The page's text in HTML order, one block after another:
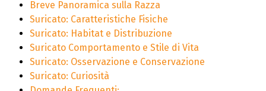
Breve Panoramica sulla Razza
Suricato: Caratteristiche Fisiche
Suricato: Habitat e Distribuzione
Suricato Comportamento e Stile di Vita
Suricato: Osservazione e Conservazione
Suricato: Curiosità